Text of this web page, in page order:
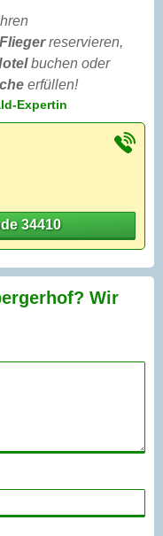
reservieren,
buchen oder
erfüllen!
Expertin
34410
Wir